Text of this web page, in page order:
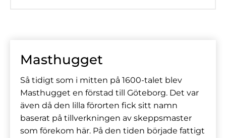
Masthugget
Så tidigt som i mitten på 1600-talet blev
Masthugget en förstad till Göteborg. Det var
även då den lilla förorten fick sitt namn
baserat på tillverkningen av skeppsmaster
som förekom här. På den tiden började fattigt